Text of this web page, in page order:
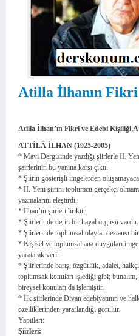
Atilla İlhanın
Atilla İlhan’ın Fikri ve Edebi
ATTİLÂ İLHAN (1925-2005)
* Mavi Dergisinde yazdığı şiirlerle II.
şairlerinin bu yanına karşı çıktı.
* Şiirin gösterişli imgelerden
* II. Yeni şiirini toplumcu gerçekçi
yazmalarını eleştirdi.
* İlhan’ın şiirleri liriktir.
* Şiirlerinde derin bir hayal örgüsü vardır.
* Şiirlerinde toplumsal olaylar destansı
* Kişisel ve toplumsal ana duyguları
yaratarak verir.
* Şiirlerinde barış, özgürlük, adalet,
toplumsak konuları işlediği gibi;
bireysel konuları da işlemiştir.
* İlk şiirlerinde Divan edebiyatının ve
özelliklerinden yararlandığı görülür.
Yapıtları:
Şiirleri: